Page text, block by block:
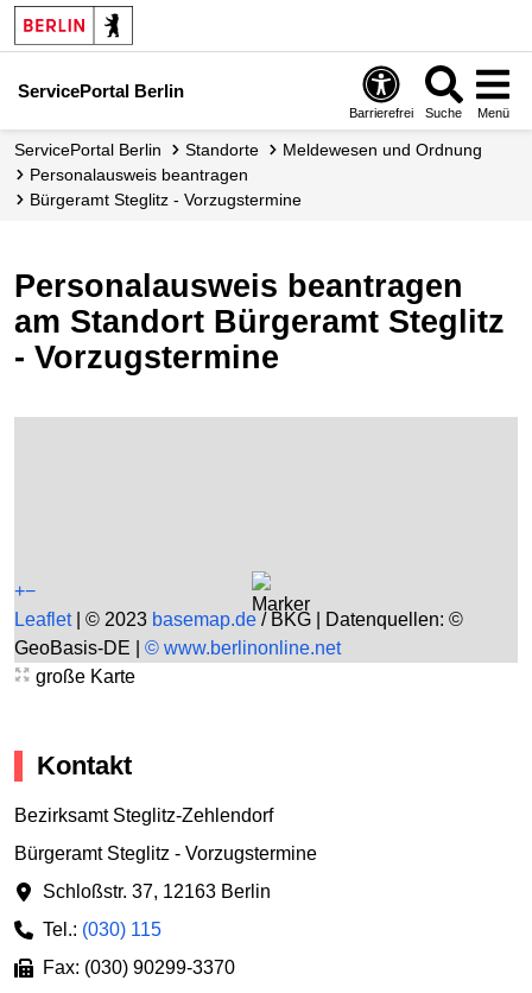
ServicePortal Berlin
Barrierefrei Suche Menü
ServicePortal Berlin Standorte
Meldewesen und Ordnung
Personalausweis beantragen
Bürgeramt Steglitz - Vorzugstermine
Personalausweis beantragen
am Standort Bürgeramt Steglitz
- Vorzugstermine
+−
Leaflet
© 2023 basemap.de / BKG | Datenquellen: ©
GeoBasis-DE | © www.berlinonline.net
große Karte
Kontakt
Bezirksamt Steglitz-Zehlendorf
Bürgeramt Steglitz - Vorzugstermine
Schloßstr. 37, 12163 Berlin
Tel.: (030) 115
Fax: (030) 90299-3370